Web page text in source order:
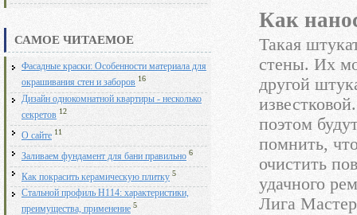
САМОЕ ЧИТАЕМОЕ
Фасадные краски: Особенности материала для
окрашивания стен и заборов 16
Дизайн однокомнатной квартиры - несколько
секретов 12
О сайте 11
Заливаем фундамент для бани правильно 6
Как покрасить керамическую плитку 5
Стальной профиль Н114: характеристики,
преимущества, применение 5
Как
Такая
стены. Их
другой
поэтом
помнить,
очистить
удачного
Лига